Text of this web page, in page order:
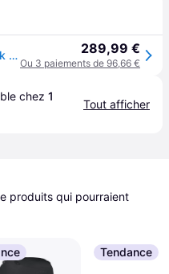
Osprey Aether Plus 85l Backpack Noir L-XL 289,99 €
Ou 3 paiements de 96,66 €
chez 1
Tout afficher
produits qui pourraient
Tendance